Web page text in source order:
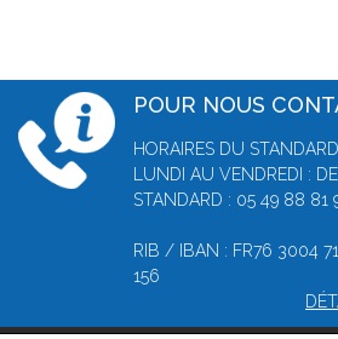
POUR NOUS
HORAIRES DU
LUNDI AU VENDREDI :
STANDARD : 05 49 88 81
RIB / IBAN : FR76 3004
156